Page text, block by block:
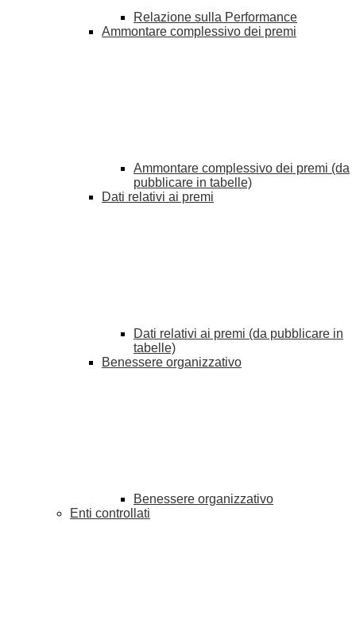
Relazione sulla Performance
Ammontare complessivo dei premi
Ammontare complessivo dei premi (da
pubblicare in tabelle)
Dati relativi ai premi
Dati relativi ai premi (da pubblicare in
tabelle)
Benessere organizzativo
Benessere organizzativo
Enti controllati